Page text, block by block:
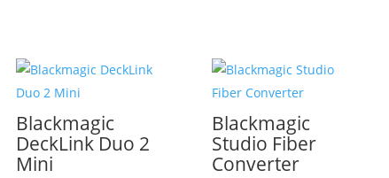
Blackmagic
DeckLink Duo 2
Mini
Blackmagic
Studio Fiber
Converter